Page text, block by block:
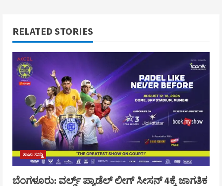
RELATED STORIES
ತಾಜಾ ಸುದ್ದಿ
ಬೆಂಗಳೂರು: ವರ್ಲ್ಡ್ ಪ್ಯಾಡೆಲ್ ಲೀಗ್ ಸೀಸನ್ 4ಕ್ಕೆ ಜಾಗತಿಕ